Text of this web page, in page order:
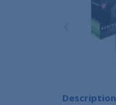
Description